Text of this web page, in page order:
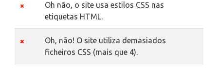
Oh não, o site usa estilos CSS nas
etiquetas HTML.
Oh, não! O site utiliza demasiados
ficheiros CSS (mais que 4).